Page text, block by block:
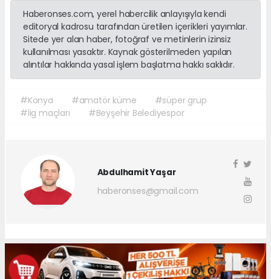
Haberonses.com, yerel habercilik anlayışıyla kendi
editoryal kadrosu tarafından üretilen içerikleri yayımlar.
Sitede yer alan haber, fotoğraf ve metinlerin izinsiz
kullanılması yasaktır. Kaynak gösterilmeden yapılan
alıntılar hakkında yasal işlem başlatma hakkı saklıdır.
#Konya #amatör küme
#süper grup
#lig maçları
#Beyşehir Belediyespor
Abdulhamit Yaşar
haberonses@gmail.com